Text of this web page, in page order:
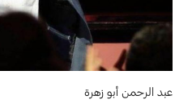
عبد الرحمن أبو زهرة